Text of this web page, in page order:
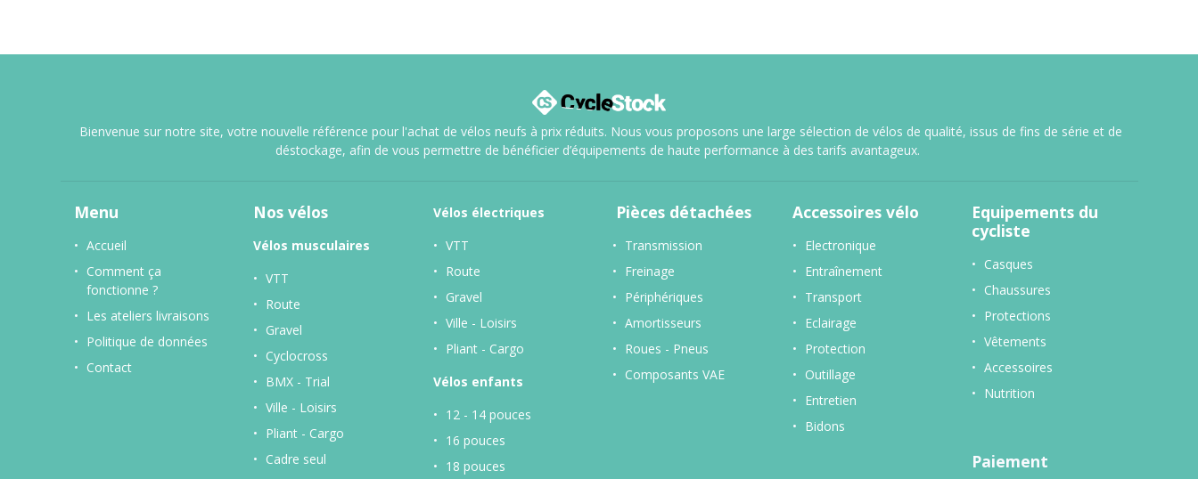
Bienvenue sur notre site, votre nouvelle référence pour l'achat de vélos neufs à prix réduits. Nous vous proposons une large sélection de vélos de qualité, issus de fins de série et de
déstockage, afin de vous permettre de bénéficier d’équipements de haute performance à des tarifs avantageux.
Menu
Accueil
Comment ça
fonctionne ?
Les ateliers livraisons
Politique de données
Contact
Nos vélos
Vélos musculaires
VTT
Route
Gravel
Cyclocross
BMX - Trial
Ville - Loisirs
Pliant - Cargo
Cadre seul
Vélos électriques
VTT
Route
Gravel
Ville - Loisirs
Pliant - Cargo
Vélos enfants
12 - 14 pouces
16 pouces
18 pouces
Pièces détachées
Transmission
Freinage
Périphériques
Amortisseurs
Roues - Pneus
Composants VAE
Accessoires vélo
Electronique
Entraînement
Transport
Eclairage
Protection
Outillage
Entretien
Bidons
Equipements du
cycliste
Casques
Chaussures
Protections
Vêtements
Accessoires
Nutrition
Paiement